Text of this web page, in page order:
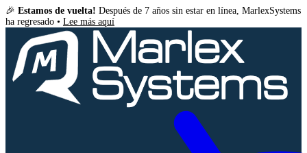
🎉 Estamos de vuelta! Después de 7 años sin estar en línea, MarlexSystems
ha regresado • Lee más aquí